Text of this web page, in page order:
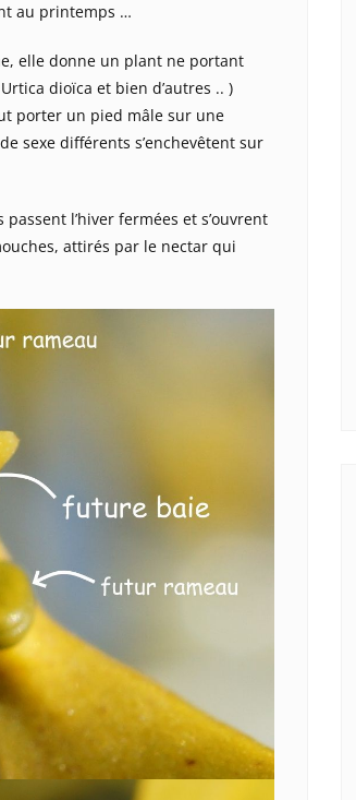
au printemps …
elle donne un plant ne portant
dioïca et bien d’autres .. )
porter un pied mâle sur une
sexe différents s’enchevêtent sur
l’hiver fermées et s’ouvrent
attirés par le nectar qui